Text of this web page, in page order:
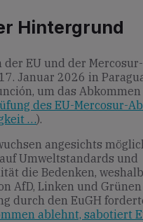
Hintergrund
EU und der
Januar 2026 in
um das
des EU-Mercosur-
…).
angesichts
Umweltstandards und
die Bedenken, weshalb
AfD, Linken und
durch den EuGH
ablehnt, sabotiert